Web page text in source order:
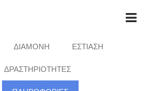
ΔΙΑΜΟΝΗ ΕΣΤΙΑΣΗ
ΔΡΑΣΤΗΡΙΟΤΗΤΕΣ